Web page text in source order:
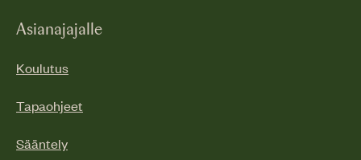
Asianajajalle
Koulutus
Tapaohjeet
Sääntely